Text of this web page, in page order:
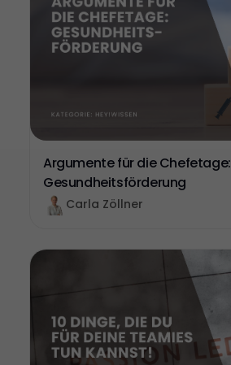
Argumente für die Chefetage:
Gesundheitsförderung
Carla Zöllner